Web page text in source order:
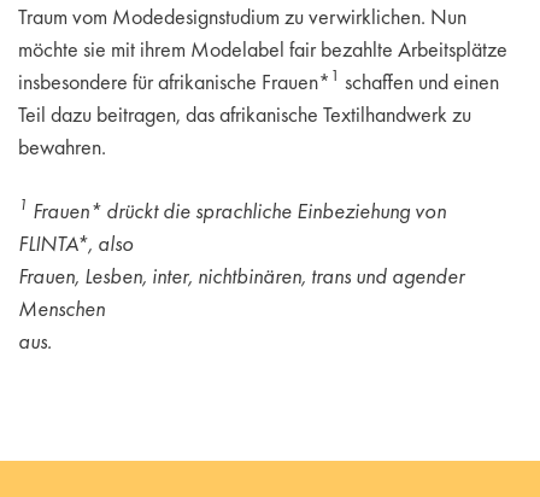
Traum vom Modedesignstudium zu verwirklichen. Nun
möchte sie mit ihrem Modelabel fair bezahlte Arbeitsplätze
insbesondere für afrikanische Frauen* 1 schaffen und einen
Teil dazu beitragen, das afrikanische Textilhandwerk zu
bewahren.
1 Frauen* drückt die sprachliche Einbeziehung von
FLINTA*, also
Frauen, Lesben, inter, nichtbinären, trans und agender
Menschen
aus.